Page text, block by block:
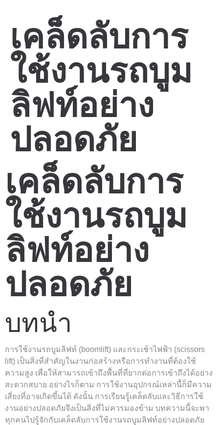
เคล็ดลับการ
ใช้งานรถบูม
ลิฟท์อย่าง
ปลอดภัย
เคล็ดลับการ
ใช้งานรถบูม
ลิฟท์อย่าง
ปลอดภัย
บทนำ
การใช้งานรถบูมลิฟท์ (boomlift) และกระเช้าไฟฟ้า (scissors
lift) เป็นสิ่งที่สำคัญในงานก่อสร้างหรือการทำงานที่ต้องใช้
ความสูง เพื่อให้สามารถเข้าถึงพื้นที่ที่ยากต่อการเข้าถึงได้อย่าง
สะดวกสบาย อย่างไรก็ตาม การใช้งานอุปกรณ์เหล่านี้ก็มีความ
เสี่ยงที่อาจเกิดขึ้นได้ ดังนั้น การเรียนรู้เคล็ดลับและวิธีการใช้
งานอย่างปลอดภัยจึงเป็นสิ่งที่ไม่ควรมองข้าม บทความนี้จะพา
ทุกคนไปรู้จักกับเคล็ดลับการใช้งานรถบูมลิฟท์อย่างปลอดภัย